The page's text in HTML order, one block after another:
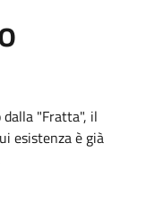
"Fratta", il
esistenza è già